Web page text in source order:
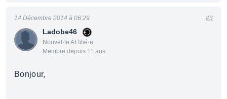
Ladobe46
Nouvel·le AFfilié·e
Membre depuis 11 ans
14 Décembre 2014 à 06:29 #3
Bonjour,